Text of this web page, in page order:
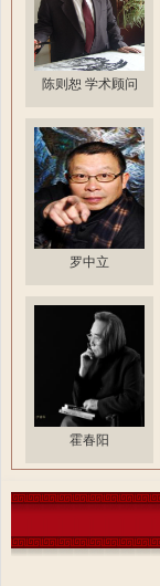
陈则恕 学术顾问
罗中立
霍春阳